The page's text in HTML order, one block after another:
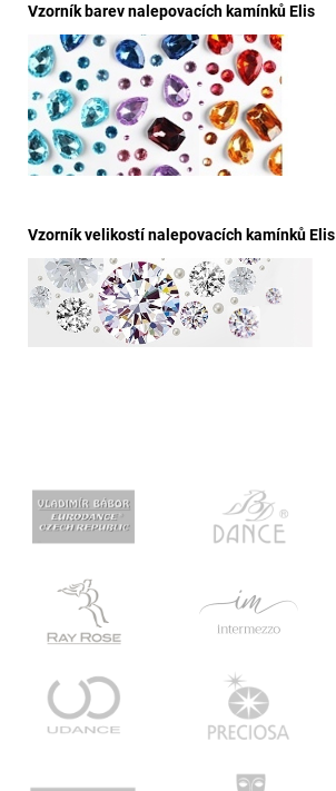
Vzorník barev nalepovacích kamínků Elis
Vzorník velikostí nalepovacích kamínků Elis